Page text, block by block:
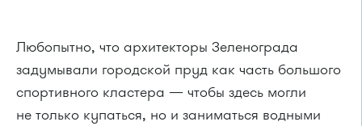
Любопытно, что архитекторы Зеленограда
задумывали городской пруд как часть большого
спортивного кластера — чтобы здесь могли
не только купаться, но и заниматься водными